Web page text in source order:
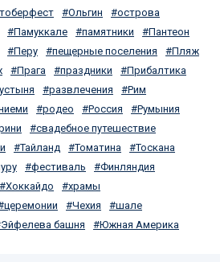
Ольгин
острова
Памуккале памятники
Пантеон
Перу пещерные поселения
Пляж
Прага праздники
Прибалтика
развлечения
Рим
родео Россия
Румыния
свадебное путешествие
Тайланд Томатина
Тоскана
фестиваль
Финляндия
Хоккайдо
храмы
церемонии Чехия
шале
Эйфелева башня
Южная Америка